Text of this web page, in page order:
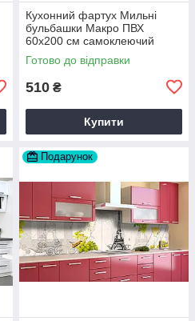
Кухонний фартух Мильні
бульбашки Макро ПВХ
60х200 см самоклеючий
вініловий Текстура Сірий
Happy Pocket Z183363
Готово до відправки
510 ₴
Купити
Подарунок